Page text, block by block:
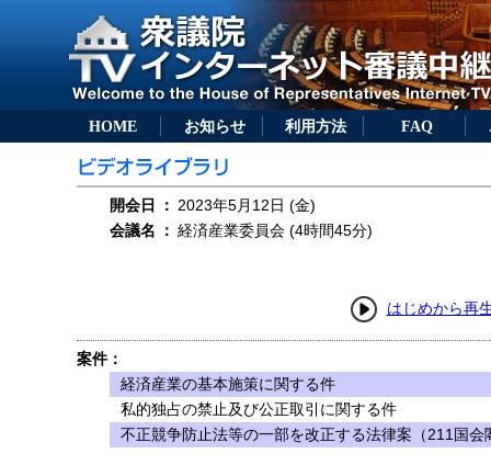
HOME お知らせ 利用方法 FAQ
開会日 ： 2023年5月12日 (金)
会議名
： 経済産業委員会 (4時間45分)
はじめから再
案件：
経済産業の基本施策に関する件
私的独占の禁止及び公正取引に関する件
不正競争防止法等の一部を改正する法律案（211国会